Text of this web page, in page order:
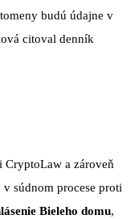
budú údajne v
citoval denník
CryptoLaw a zároveň
v súdnom procese proti
Bieleho domu,